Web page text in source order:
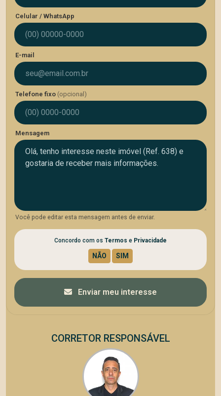
Celular / WhatsApp
E-mail
Telefone fixo (opcional)
Mensagem
Você pode editar esta mensagem antes de enviar.
Concordo com os Termos e Privacidade
Enviar meu interesse
CORRETOR RESPONSÁVEL